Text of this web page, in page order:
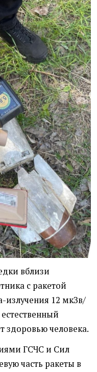
вблизи
с ракетой
излучения 12 мкЗв/
здоровью человека.
ГСЧС и Сил
часть ракеты в